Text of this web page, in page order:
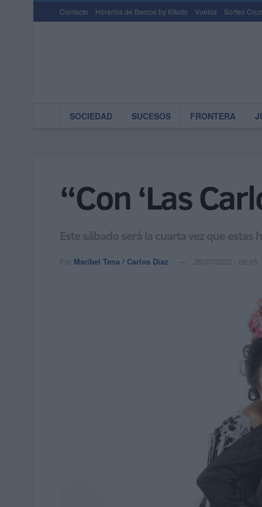
Contacto Horarios de Barcos by Kikoto Vuelos Sorteo
SOCIEDAD SUCESOS FRONTERA
“Con ‘Las
Este sábado será la cuarta vez que estas
Por Maribel Tena / Carlos Díaz 29/07/2023 - 06:15